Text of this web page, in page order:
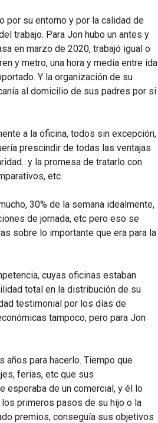
por su entorno y por la calidad de
trabajo. Para Jon hubo un antes y
en marzo de 2020, trabajó igual o
y metro, una hora y media entre ida
Y la organización de su
al domicilio de sus padres por si
a la oficina, todos sin excepción,
prescindir de todas las ventajas
la promesa de tratarlo con
etc.
30% de la semana idealmente,
de jornada, etc pero eso se
sobre lo importante que era para la
cuyas oficinas estaban
total en la distribución de su
testimonial por los días de
tampoco, pero para Jon
para hacerlo. Tiempo que
ferias, etc que sus
esperaba de un comercial, y él lo
primeros pasos de su hijo o la
premios, conseguía sus objetivos